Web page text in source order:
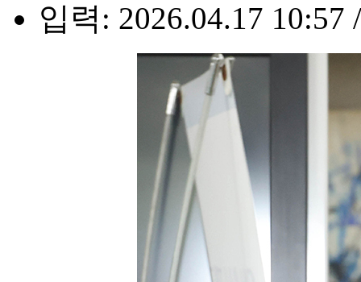
입력: 2026.04.17 10:57